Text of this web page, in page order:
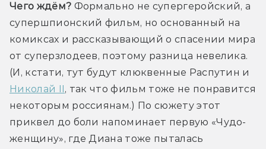
Чего ждём? Формально не супергеройский, а
супершпионский фильм, но основанный на
комиксах и рассказывающий о спасении мира
от суперзлодеев, поэтому разница невелика.
Николай II , так что фильм тоже не понравится
некоторым россиянам.) По сюжету этот
приквел до боли напоминает первую «Чудо-
женщину», где Диана тоже пыталась